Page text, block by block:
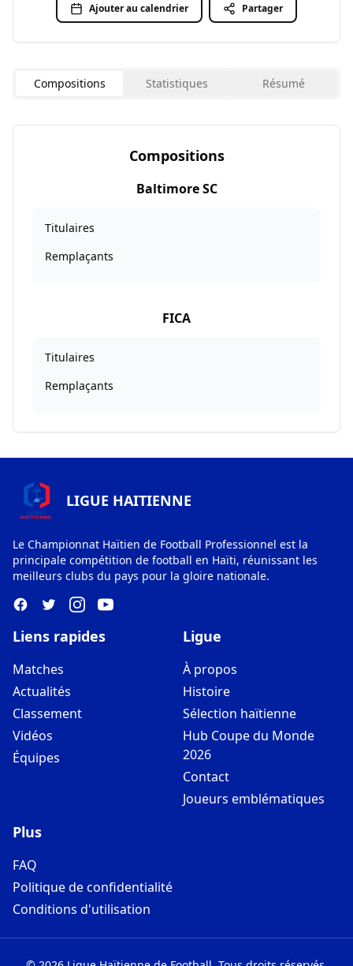
Ajouter au calendrier Partager
Compositions Statistiques Résumé
Compositions
Baltimore SC
Titulaires
Remplaçants
FICA
Titulaires
Remplaçants
LIGUE HAITIENNE
Le Championnat Haïtien de Football Professionnel est la
principale compétition de football en Haïti, réunissant les
meilleurs clubs du pays pour la gloire nationale.
Liens rapides
Matches
Actualités
Classement
Vidéos
Équipes
Ligue
À propos
Histoire
Sélection haïtienne
Hub Coupe du Monde
2026
Contact
Joueurs emblématiques
Plus
FAQ
Politique de confidentialité
Conditions d'utilisation